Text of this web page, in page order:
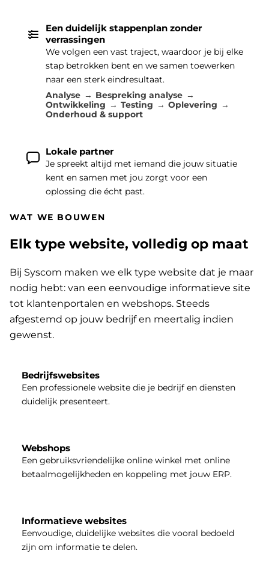
Een duidelijk stappenplan zonder
verrassingen
We volgen een vast traject, waardoor je bij elke
stap betrokken bent en we samen toewerken
naar een sterk eindresultaat.
Analyse
Bespreking analyse
Ontwikkeling
Testing
Oplevering
Onderhoud & support
Lokale partner
Je spreekt altijd met iemand die jouw situatie
kent en samen met jou zorgt voor een
oplossing die écht past.
WAT WE BOUWEN
Elk type website, volledig op maat
Bij Syscom maken we elk type website dat je maar
nodig hebt: van een eenvoudige informatieve site
tot klantenportalen en webshops. Steeds
afgestemd op jouw bedrijf en meertalig indien
gewenst.
Bedrijfswebsites
Een professionele website die je bedrijf en diensten
duidelijk presenteert.
Webshops
Een gebruiksvriendelijke online winkel met online
betaalmogelijkheden en koppeling met jouw ERP.
Informatieve websites
Eenvoudige, duidelijke websites die vooral bedoeld
zijn om informatie te delen.